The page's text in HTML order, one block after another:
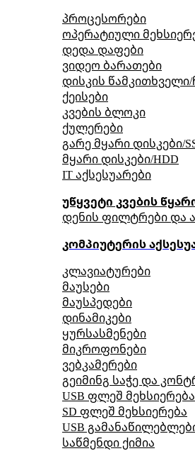
პროცესორები
ოპერატიული
დედა დაფები
ვიდეო ბარათები
დისკის
ქეისები
კვების ბლოკი
ქულერები
გარე მყარი დისკები/
მყარი დისკები/HDD
IT აქსესუარები
უწყვეტი კვების
დენის ფილტრები და
კომპიუტერის
კლავიატურები
მაუსები
მაუსპედები
დინამიკები
ყურსასმენები
მიკროფონები
ვებკამერები
გეიმინგ საჭე და
USB ფლეშ მეხსიერება
SD ფლეშ მეხსიერება
USB
საწმენდი ქიმია